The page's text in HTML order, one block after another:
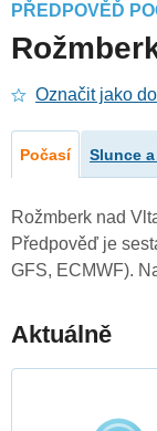
PŘEDPOVĚĎ
Označit jako
Počasí Slunce
Rožmberk nad
Předpověď je
GFS, ECMWF).
Aktuálně